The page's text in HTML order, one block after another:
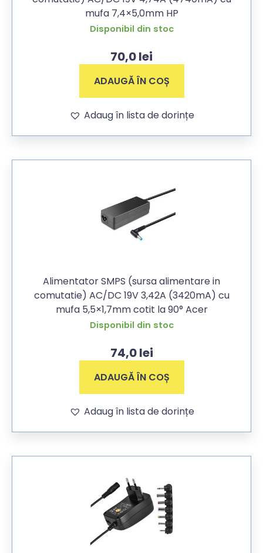
mufa 7,4×5,0mm HP
Disponibil din stoc
70,0lei
ADAUGĂ ÎN COȘ
Adaug în lista de dorințe
Alimentator SMPS (sursa alimentare in
comutatie) AC/DC 19V 3,42A (3420mA) cu
mufa 5,5×1,7mm cotit la 90° Acer
Disponibil din stoc
74,0lei
ADAUGĂ ÎN COȘ
Adaug în lista de dorințe